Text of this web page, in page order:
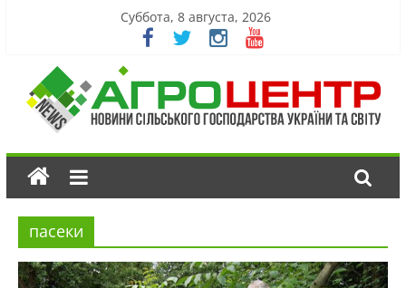
Суббота, 8 августа, 2026
пасеки